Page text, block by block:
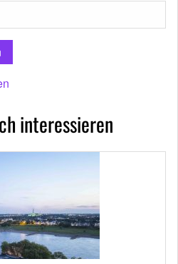
interessieren